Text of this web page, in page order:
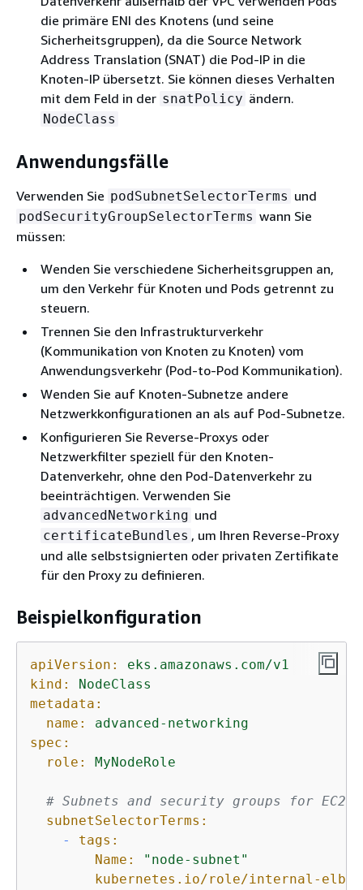
die primäre ENI des Knotens (und seine
Sicherheitsgruppen), da die Source Network
Address Translation (SNAT) die Pod-IP in die
Knoten-IP übersetzt. Sie können dieses Verhalten
mit dem Feld in der snatPolicy ändern.
NodeClass
Anwendungsfälle
Verwenden Sie podSubnetSelectorTerms und
podSecurityGroupSelectorTerms wann Sie
müssen:
Wenden Sie verschiedene Sicherheitsgruppen an,
um den Verkehr für Knoten und Pods getrennt zu
steuern.
Trennen Sie den Infrastrukturverkehr
(Kommunikation von Knoten zu Knoten) vom
Anwendungsverkehr (Pod-to-Pod Kommunikation).
Wenden Sie auf Knoten-Subnetze andere
Netzwerkkonfigurationen an als auf Pod-Subnetze.
Konfigurieren Sie Reverse-Proxys oder
Netzwerkfilter speziell für den Knoten-
Datenverkehr, ohne den Pod-Datenverkehr zu
beeinträchtigen. Verwenden Sie
advancedNetworking und
certificateBundles , um Ihren Reverse-Proxy
und alle selbstsignierten oder privaten Zertifikate
für den Proxy zu definieren.
Beispielkonfiguration
apiVersion:
eks.amazonaws.com/v1
kind:
NodeClass
metadata:
name:
advanced-networking
spec:
role:
MyNodeRole
# Subnets and security groups for EC2
subnetSelectorTerms:
-
tags:
Name:
"node-subnet"
kubernetes.io/role/internal-elb: